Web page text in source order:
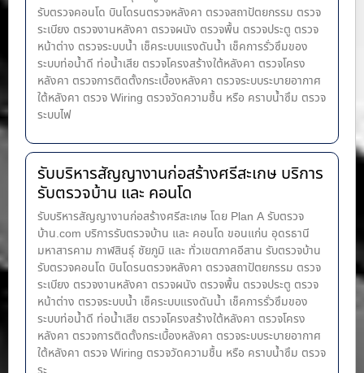
รับตรวจคอนโด บินโดรนตรวจหลังคา ตรวจสถาปัตยกรรม ตรวจ
ระเบียง ตรวจงานหลังคา ตรวจผนัง ตรวจพื้น ตรวจประตู ตรวจ
หน้าต่าง​ ตรวจระบบน้ำ เช็คระบบแรงดันน้ำ เช็คการรั่วซึมของ
ระบบท่อน้ำ​ดี ท่อน้ำ​เสีย ตรวจโครงสร้างใต้หลังคา ตรวจโครง
หลังคา ตรวจการติดตั้งกระเบื้องหลังคา ตรวจระบบระบายอากาศ
ใต้หลังคา ตรวจ Wiring ตรวจวัดความชื้น หรือ คราบน้ำซึม ตรวจ
ระบบไฟ
รับบริหารสัญญางานก่อสร้างศรีสะเกษ บริการ
รับตรวจบ้าน และ คอนโด
รับบริหารสัญญางานก่อสร้างศรีสะเกษ โดย Plan A รับตรวจ
บ้าน.com บริการรับตรวจบ้าน และ คอนโด ขอนแก่น อุดรธานี
มหาสารคาม กาฬสินธุ์ ชัยภูมิ และ ทั่วเขตภาคอีสาน รับตรวจบ้าน
รับตรวจคอนโด บินโดรนตรวจหลังคา ตรวจสถาปัตยกรรม ตรวจ
ระเบียง ตรวจงานหลังคา ตรวจผนัง ตรวจพื้น ตรวจประตู ตรวจ
หน้าต่าง​ ตรวจระบบน้ำ เช็คระบบแรงดันน้ำ เช็คการรั่วซึมของ
ระบบท่อน้ำ​ดี ท่อน้ำ​เสีย ตรวจโครงสร้างใต้หลังคา ตรวจโครง
หลังคา ตรวจการติดตั้งกระเบื้องหลังคา ตรวจระบบระบายอากาศ
ใต้หลังคา ตรวจ Wiring ตรวจวัดความชื้น หรือ คราบน้ำซึม ตรวจ